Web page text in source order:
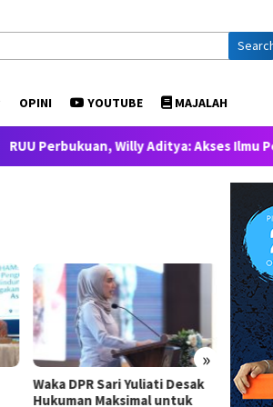
OPINI YOUTUBE MAJALAH
Willy Aditya: Akses Ilmu Pengetahuan
»
Waka DPR Sari Yuliati Desak
Hukuman Maksimal untuk